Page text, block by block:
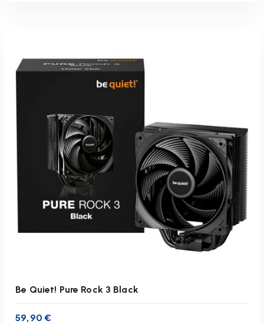
Lieferzeit:
1-3 Werktage
IN DEN WARENKORB
Be Quiet! Pure Rock 3 Black
59,90 €